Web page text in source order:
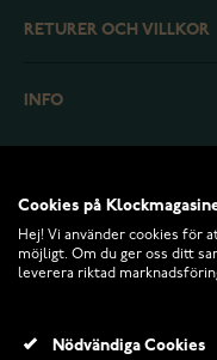
RETURER OCH VILLKOR
INFO
Cookies på
Hej! Vi använder cookies för
möjligt. Om du ger oss ditt
leverera riktad
Nödvändiga Cookies